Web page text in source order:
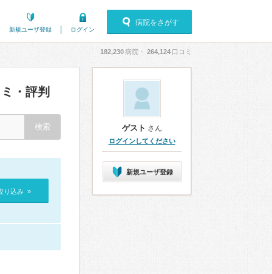
新規ユーザ登録 ログイン
病院をさがす
182,230病院・ 264,124 口コミ
・評判
り込み »
ゲスト さん
ログインしてください
新規ユーザ登録